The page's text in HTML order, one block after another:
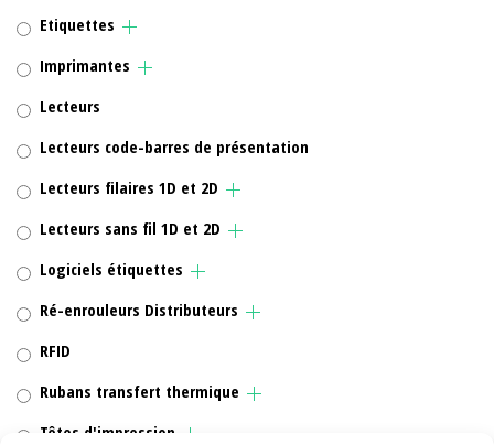
Etiquettes
Imprimantes
Lecteurs
Lecteurs code-barres de présentation
Lecteurs filaires 1D et 2D
Lecteurs sans fil 1D et 2D
Logiciels étiquettes
Ré-enrouleurs Distributeurs
RFID
Rubans transfert thermique
Têtes d'impression